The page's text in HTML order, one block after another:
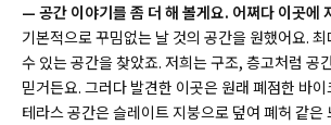
— 공간 이야기를 좀 더 해 볼게요. 어쩌다 이곳에
기본적으로 꾸밈없는 날 것의 공간을 원했어요.
수 있는 공간을 찾았죠. 저희는 구조, 층고처럼 공
믿거든요. 그러다 발견한 이곳은 원래 폐점한 바
테라스 공간은 슬레이트 지붕으로 덮여 폐허 같은